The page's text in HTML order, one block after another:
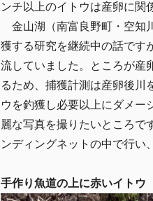
ンチ以上のイトウは産卵に
金山湖（南富良野町・空知
獲する研究を継続中の話です
流していました。ところが産
るため、捕獲計測は産卵後川
ウを釣獲し必要以上にダメー
麗な写真を撮りたいところで
ンディングネットの中で行い
手作り魚道の上に赤いイトウ